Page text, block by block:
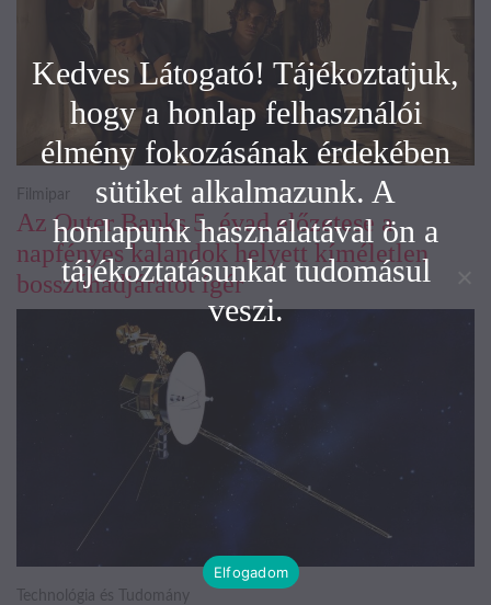
Az Outer Banks 5. évad előzetese a
napfényes kalandok helyett kíméletlen
bosszúhadjáratot ígér
Filmipar
Technológia és Tudomány
Kedves Látogató! Tájékoztatjuk,
hogy a honlap felhasználói
élmény fokozásának érdekében
sütiket alkalmazunk. A
honlapunk használatával ön a
tájékoztatásunkat tudomásul
veszi.
Elfogadom